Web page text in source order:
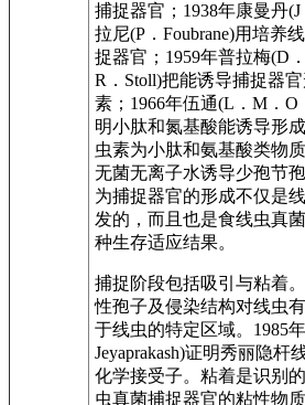
捕捉器官；1938年康曼丹(J
拉尼(P．Foubrane)用培养
捉器官；1959年普拉梅(D
R．Stoll)把能诱导捕捉器
素；1966年伍通(L．M．O
明小肽和氮基酸能诱导形
虫素为小肽和氨基酸类物
无菌无离子水诱导少孢节
为捕捉器官的形成不仅是
发的，而且也是食线虫真
种生存适应结果。
捕捉阶段包括吸引与粘着
性孢子及侵染结构对线虫
于线虫的特定区域。1985
Jeyaprakash)证明秀丽隐杆
化学接受子。粘着是识别
虫真菌捕捉器官的粘性物